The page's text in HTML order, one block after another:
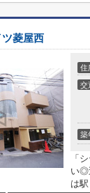
菱屋西
住
交
築
「
い◎
は